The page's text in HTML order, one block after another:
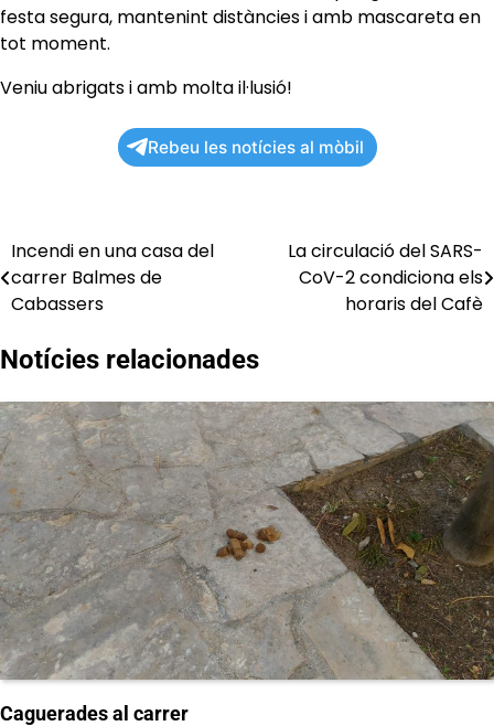
festa segura, mantenint distàncies i amb mascareta en
tot moment.
Veniu abrigats i amb molta il·lusió!
Rebeu les notícies al mòbil
Navegació
d'entrades
Incendi en una casa del
carrer Balmes de
Cabassers
La circulació del SARS-
CoV-2 condiciona els
horaris del Cafè
Notícies relacionades
Caguerades al carrer